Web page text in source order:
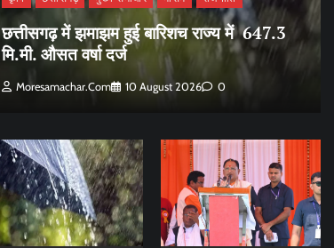
छत्तीसगढ़ में झमाझम हुई बारिशच राज्य में 647.3
मि.मी. औसत वर्षा दर्ज
Moresamachar.com 10 August 2026 0